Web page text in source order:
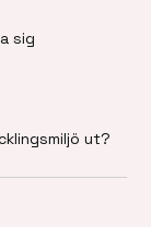
sig
ut?